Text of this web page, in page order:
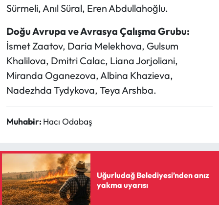
Sürmeli, Anıl Süral, Eren Abdullahoğlu.
Doğu Avrupa ve Avrasya Çalışma Grubu:
İsmet Zaatov, Daria Melekhova, Gulsum
Khalilova, Dmitri Calac, Liana Jorjoliani,
Miranda Oganezova, Albina Khazieva,
Nadezhda Tydykova, Teya Arshba.
Muhabir: Hacı Odabaş
Uğurludağ Belediyesi’nden anız
yakma uyarısı